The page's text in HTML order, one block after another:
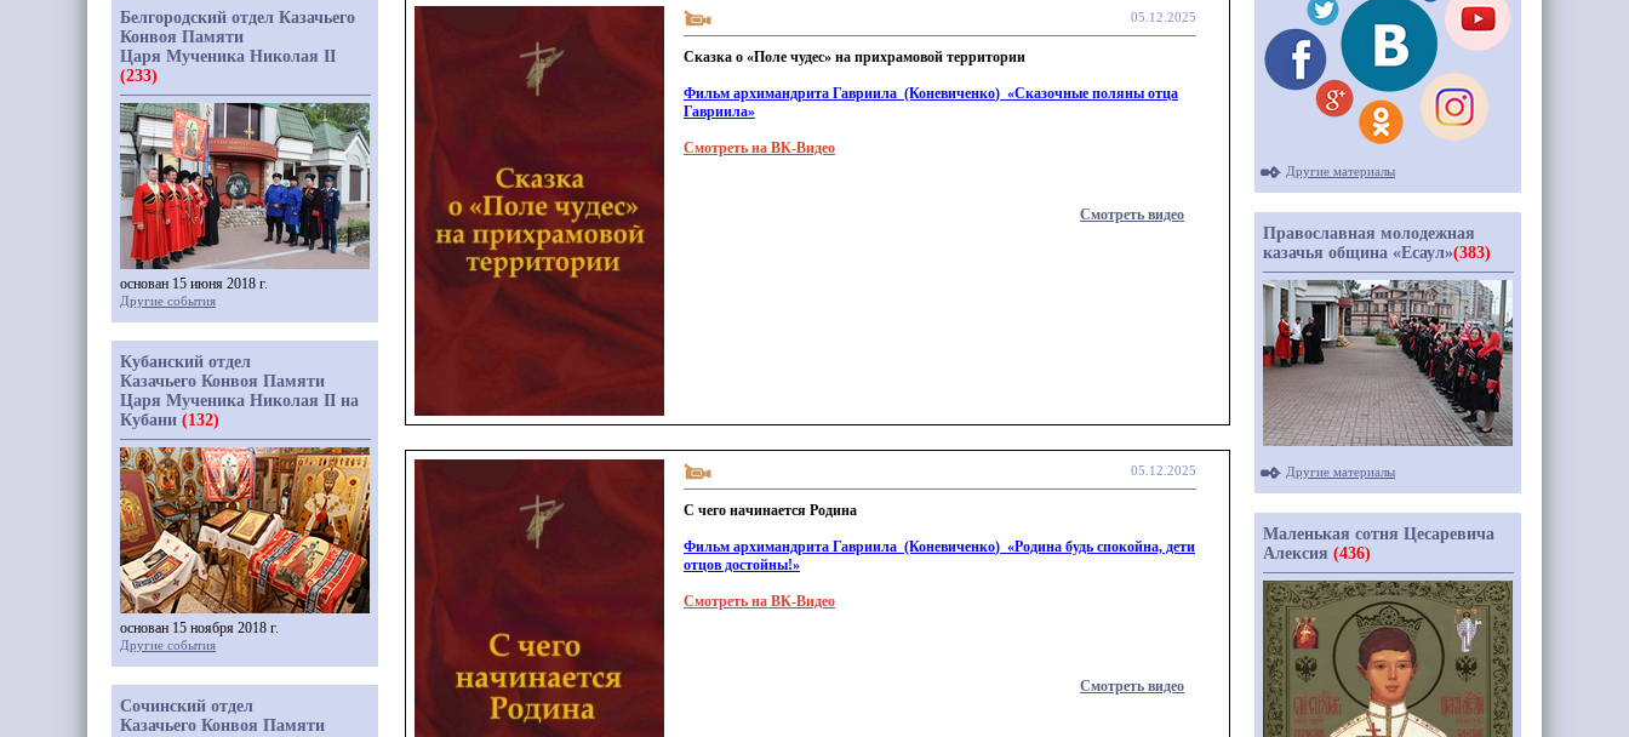
05.12.2025
Сказка о «Поле чудес» на прихрамовой территории
Фильм архимандрита Гавриила (Коневиченко) «Сказочные поляны отца
Гавриила»
Смотреть на ВК-Видео
Смотреть видео
05.12.2025
С чего начинается Родина
Фильм архимандрита Гавриила (Коневиченко) «Родина будь спокойна, дети
отцов достойны!»
Смотреть на ВК-Видео
Смотреть видео
Белгородский отдел Казачьего
Конвоя Памяти
Царя Мученика Николая II
(233)
основан 15 июня 2018 г.
Другие события
Кубанский отдел
Казачьего Конвоя Памяти
Царя Мученика Николая II на
Кубани (132)
основан 15 ноября 2018 г.
Другие события
Сочинский отдел
Казачьего Конвоя Памяти
Другие материалы
Православная молодежная
казачья община «Есаул»(383)
Другие материалы
Маленькая сотня Цесаревича
Алексия (436)